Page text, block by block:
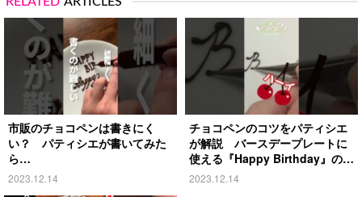
市販のチョコペンは書きにく
い？ パティシエが書いてみた
ら…
2023.12.14
チョコペンのコツをパティシエ
が解説 バースデープレートに
使える『Happy Birthday』の書
き方
2023.12.14